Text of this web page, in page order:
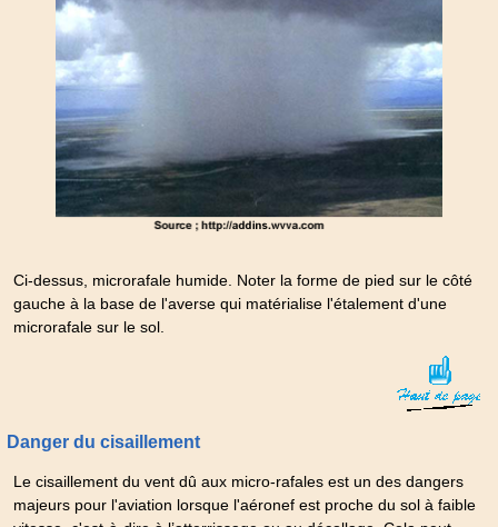
Ci-dessus, microrafale humide. Noter la forme de pied sur le côté
gauche à la base de l'averse qui matérialise l'étalement d'une
microrafale sur le sol.
Danger du cisaillement
Le cisaillement du vent dû aux micro-rafales est un des dangers
majeurs pour l'aviation lorsque l'aéronef est proche du sol à faible